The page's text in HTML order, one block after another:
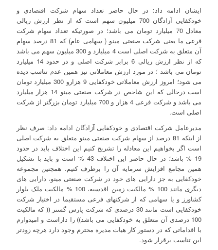
ایشان ادامه داد: در حال حاضر تعداد سهام شرکت اقتصادی و
خودکفایی آزادگان 700 میلیون سهم است که از نظر ارزش ریالی
معادل 70 میلیارد تومان می باشد؛ در صورتیکه تعداد سهام شرکت
فرعی ما یعنی شرکت صنعتی مینو ( سهامی عام) که 81 درصد سهام
آن متعلق به شرکت اصلی است 4 میلیارد و 300 میلیون سهم می باشد
که از نظر ارزش ریالی 6 برابر شرکت اصلی و در حدود 14 میلیارد
تومان می باشد ؛ در مورد ارزش معاملاتی نیز همین عدم تناسب دیده
می شود؛ امروز ارزش معاملاتی خودکفایی 9 هزارو 300 میلیارد تومان
است درحالی که این شاخص در شرکت صنعتی مینو 14 هزار میلیارد
می باشد و شرکت فرعی 4 هزار و 700 میلیارد تومان بزرگتر از شرکت
اصلی است.
مدیرعامل شرکت اقتصادی و خودکفایی آزادگان ادامه داد: صرف نظر
از اینکه 81 درصد از سهام شرکت صنعتی مینو متعلق به شرکت اصلی
است اگر بخواهیم این معادله را تشریح کنیم این اختلاف باید در حدود
19 % باشد؛ در حال حاضر این اختلاف 43 % است و باید با تشکیل
همین مجامع افزایش سرمایه آن را برطرف کنیم. همچنین مجموعه
خودکفایی به جز دارایی های خود در شرکت صنعتی مینو، دارایی های
دیگری مانند 100 % مالکیت زمین اقدسیه، 100 % مالکیت ملک بلوار
کشاورز و یا سهامی که از شرکتهای فرعی مستقیما در اختیار شرکت
خودکفایی است مانند 30 درصدی که شرکت پارس گستر (( که مالکیت
100 درصدی آن متعلق به خودکفایی می باشد)) را داراست و امیدوارم
با اقداماتی که در دستور کار هیات مدیره محترم وجود دارد هرچه زودتر
این تناسب برقرار شود.